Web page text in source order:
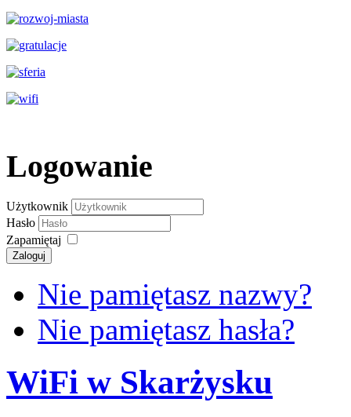
Logowanie
Użytkownik
Hasło
Zapamiętaj
Zaloguj
Nie pamiętasz nazwy?
Nie pamiętasz hasła?
WiFi w Skarżysku